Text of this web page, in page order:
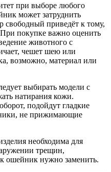
при выборе любого
может затруднить
свободный приведёт к тому,
При покупке важно оценить
животного с
чешет шею или
возможно, материал или
выбирать модели с
натирания кожи.
подойдут гладкие
не прижимающие
необходима для
трещин,
ошейник нужно заменить.